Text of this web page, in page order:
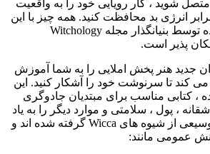
شوید ، کار رویایی خود را به واقعیت
انرژی بد محافظت کنید. همه چیز با این
کتاب طلسم نوشته شده توسط بنیانگذار مجله Witchology
جدید هنر پخش املایی را به شما آموزش
کند تا سرنوشت خود را آشکار کنید. این
ساده ، کتابی مناسب برای مبتدیان جادوگری
، پول ، سلامتی و موارد دیگر را به یاد
آورند. جادوها از طیف وسیعی از شیوه های Wicca گرفته شده اند و
عمومی مانند: